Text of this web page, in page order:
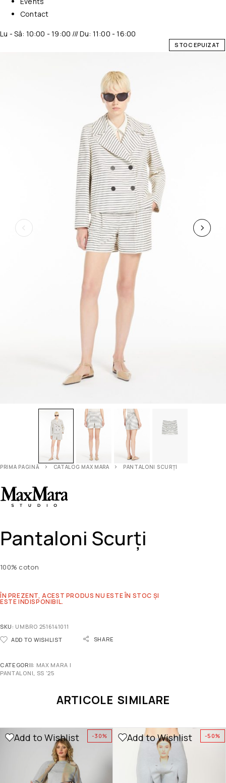
Contact
Lu - Sâ: 10:00 - 19:00 /// Du: 11:00 - 16:00
STOC EPUIZAT
PRIMA PAGINĂ CATALOG MAX MARA PANTALONI SCURȚI
Pantaloni Scurți
100% coton
ÎN PREZENT, ACEST PRODUS NU ESTE ÎN STOC ȘI
ESTE INDISPONIBIL.
SKU: UMBRO 2516141011
ADD TO WISHLIST
SHARE
CATEGORII: MAX MARA |
PANTALONI, SS '25
ARTICOLE SIMILARE
-30%
Add to Wishlist -50%
Add to Wishlist